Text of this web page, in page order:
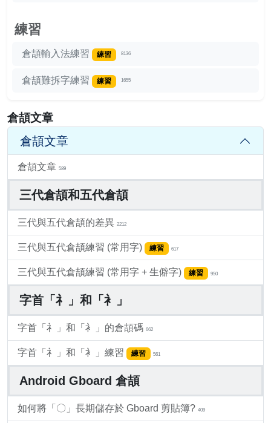
練習
倉頡輸入法練習 練習 8136
倉頡難拆字練習 練習 1655
倉頡文章
倉頡文章
倉頡文章 589
三代倉頡和五代倉頡
三代與五代倉頡的差異 2212
三代與五代倉頡練習 (常用字) 練習 617
三代與五代倉頡練習 (常用字 + 生僻字) 練習 950
字首「礻」和「衤」
字首「礻」和「衤」的倉頡碼 662
字首「礻」和「衤」練習 練習 561
Android Gboard 倉頡
如何將「〇」長期儲存於 Gboard 剪貼簿? 409